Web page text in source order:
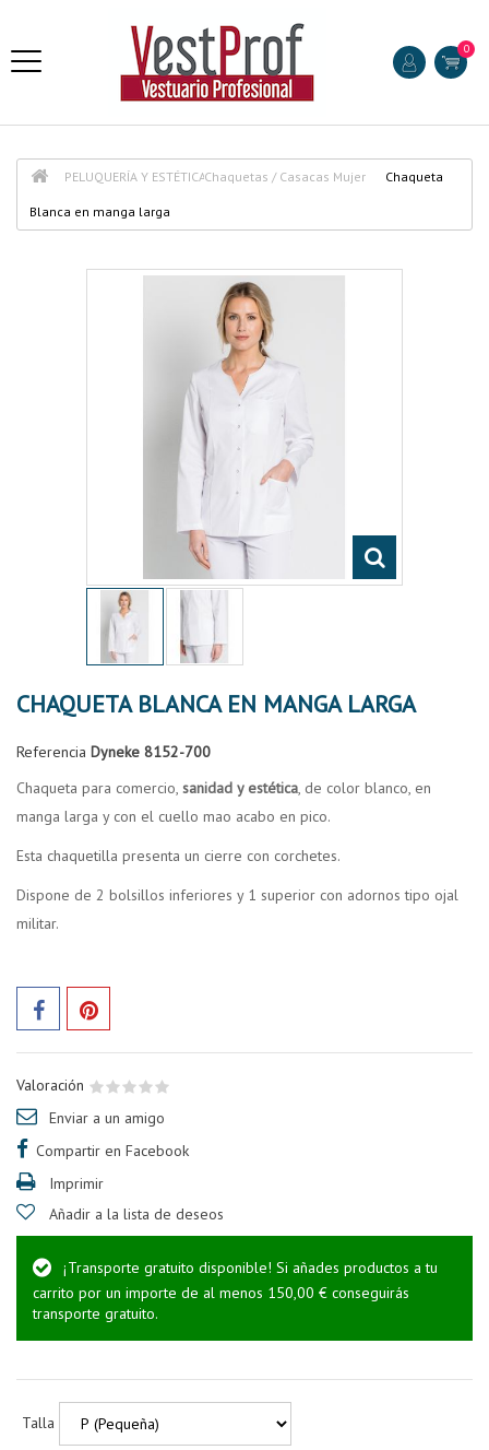
0
PELUQUERÍA Y ESTÉTICAChaquetas / Casacas Mujer Chaqueta
Blanca en manga larga
CHAQUETA BLANCA EN MANGA LARGA
Referencia Dyneke 8152-700
Chaqueta para comercio, sanidad y estética, de color blanco, en
manga larga y con el cuello mao acabo en pico.
Esta chaquetilla presenta un cierre con corchetes.
Dispone de 2 bolsillos inferiores y 1 superior con adornos tipo ojal
militar.
Valoración
Enviar a un amigo
Compartir en Facebook
Imprimir
Añadir a la lista de deseos
¡Transporte gratuito disponible! Si añades productos a tu
carrito por un importe de al menos 150,00 € conseguirás
transporte gratuito.
Talla